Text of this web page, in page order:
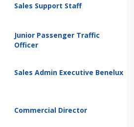
Sales Support Staff
Junior Passenger Traffic
Officer
Sales Admin Executive Benelux
Commercial Director